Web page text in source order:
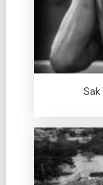
Sak